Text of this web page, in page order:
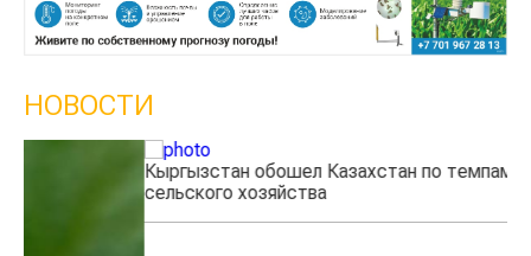
НОВОСТИ
Кыргызстан обошел Казахстан по темпам роста
сельского хозяйства